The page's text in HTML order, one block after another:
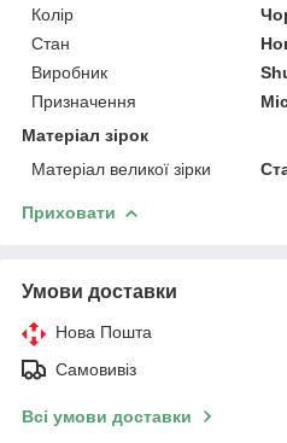
Колір
Стан
Виробник
Призначення
Матеріал зірок
Матеріал великої зірки
Приховати
Умови доставки
Нова Пошта
Самовивіз
Всі умови доставки